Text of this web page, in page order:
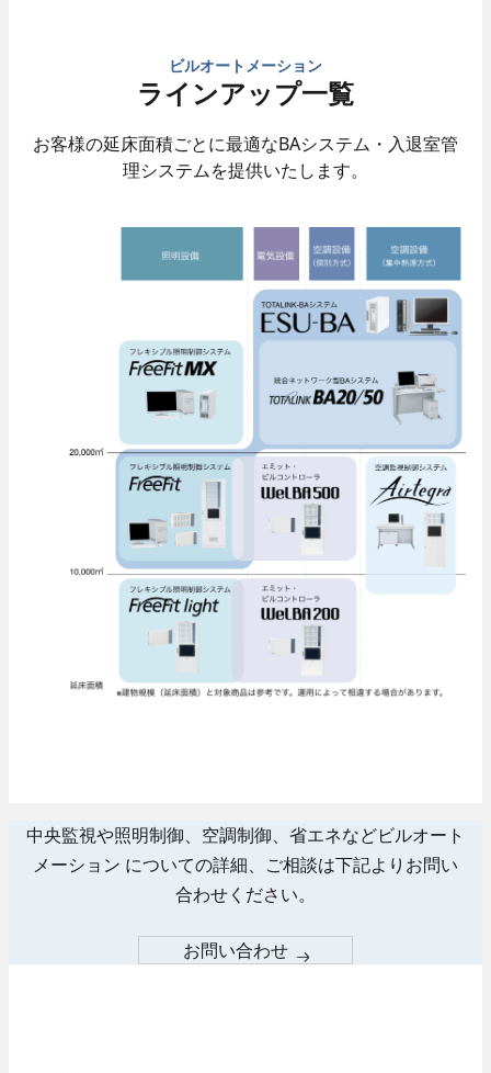
ビルオートメーション
ラインアップ一覧
お客様の延床面積ごとに最適なBAシステム・入退室管
理システムを提供いたします。
中央監視や照明制御、空調制御、省エネなどビルオート
メーション についての詳細、ご相談は下記よりお問い
合わせください。
お問い合わせ